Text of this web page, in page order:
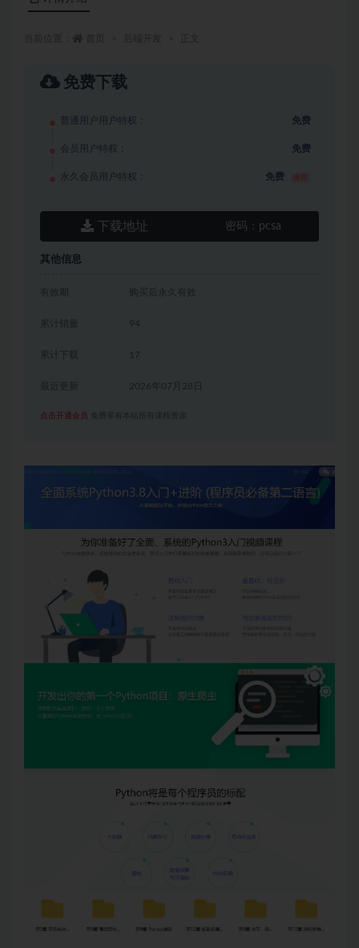
免费下载
普通用户用户特权： 免费
会员用户特权： 免费
永久会员用户特权： 免费
下载地址 密码： pcsa
其他信息
有效期 购买后永久有效
累计销量 94
累计下载 17
2026年07月28日
点击开通会员 免费享有本站所有课程资源